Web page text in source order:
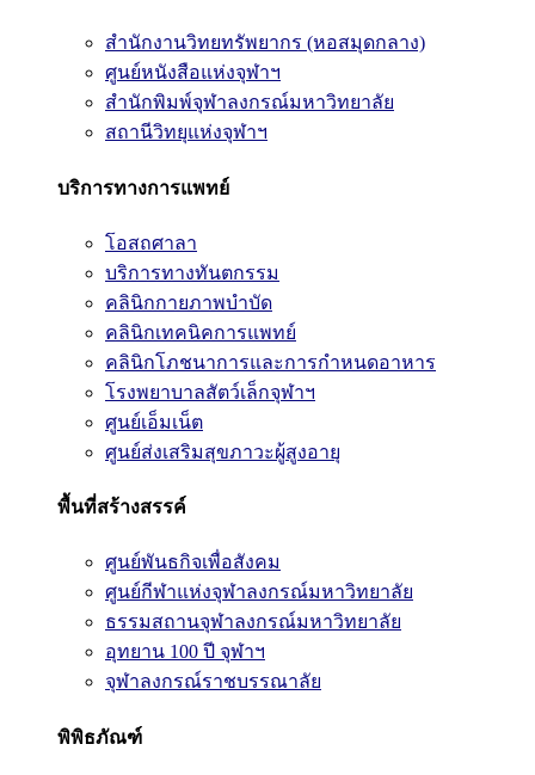
สำนักงานวิทยทรัพยากร (หอสมุดกลาง)
ศูนย์หนังสือแห่งจุฬาฯ
สำนักพิมพ์จุฬาลงกรณ์มหาวิทยาลัย
สถานีวิทยุแห่งจุฬาฯ
บริการทางการแพทย์
โอสถศาลา
บริการทางทันตกรรม
คลินิกกายภาพบำบัด
คลินิกเทคนิคการแพทย์
คลินิกโภชนาการและการกำหนดอาหาร
โรงพยาบาลสัตว์เล็กจุฬาฯ
ศูนย์เอ็มเน็ต
ศูนย์ส่งเสริมสุขภาวะผู้สูงอายุ
พื้นที่สร้างสรรค์
ศูนย์พันธกิจเพื่อสังคม
ศูนย์กีฬาแห่งจุฬาลงกรณ์มหาวิทยาลัย
ธรรมสถานจุฬาลงกรณ์มหาวิทยาลัย
อุทยาน 100 ปี จุฬาฯ
จุฬาลงกรณ์ราชบรรณาลัย
พิพิธภัณฑ์